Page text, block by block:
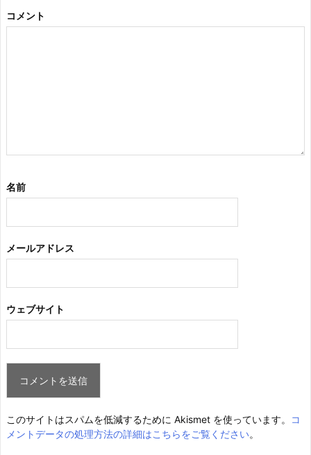
コメント
名前
メールアドレス
ウェブサイト
このサイトはスパムを低減するために Akismet を使っています。
コ
メントデータの処理方法の詳細はこちらをご覧ください。